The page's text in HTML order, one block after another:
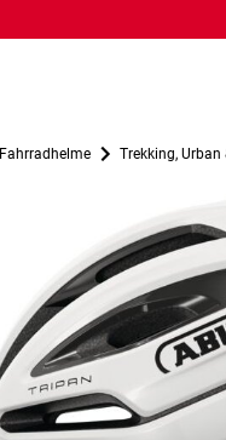
Fahrradhelme Trekking, Urban